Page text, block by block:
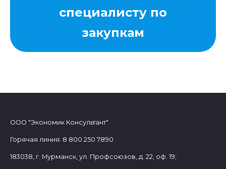
специалисту по
закупкам
ООО "Экономик Консультант"
Горячая линия: 8 800 250 7890
183038, г. Мурманск, ул. Профсоюзов, д. 22, оф. 19;